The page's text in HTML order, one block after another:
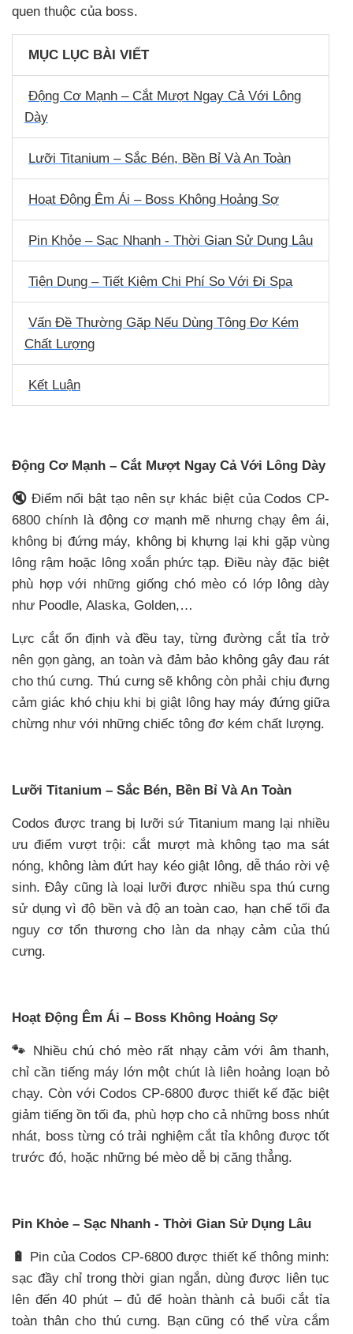
quen thuộc của boss.
MỤC LỤC BÀI VIẾT
Động Cơ Mạnh – Cắt Mượt Ngay Cả Với Lông
Dày
Lưỡi Titanium – Sắc Bén, Bền Bỉ Và An Toàn
Hoạt Động Êm Ái – Boss Không Hoảng Sợ
Pin Khỏe – Sạc Nhanh - Thời Gian Sử Dụng Lâu
Tiện Dụng – Tiết Kiệm Chi Phí So Với Đi Spa
Vấn Đề Thường Gặp Nếu Dùng Tông Đơ Kém
Chất Lượng
Kết Luận
Động Cơ Mạnh – Cắt Mượt Ngay Cả Với Lông Dày
🔇 Điểm nổi bật tạo nên sự khác biệt của Codos CP-
6800 chính là động cơ mạnh mẽ nhưng chạy êm ái,
không bị đứng máy, không bị khựng lại khi gặp vùng
lông rậm hoặc lông xoắn phức tạp. Điều này đặc biệt
phù hợp với những giống chó mèo có lớp lông dày
như Poodle, Alaska, Golden,…
Lực cắt ổn định và đều tay, từng đường cắt tỉa trở
nên gọn gàng, an toàn và đảm bảo không gây đau rát
cho thú cưng. Thú cưng sẽ không còn phải chịu đựng
cảm giác khó chịu khi bịgiật lông hay máy đứng giữa
chừng như với những chiếc tông đơ kém chất lượng.
Lưỡi Titanium – Sắc Bén, Bền Bỉ Và An Toàn
Codos được trang bị lưỡi sứ Titanium mang lại nhiều
ưu điểm vượt trội: cắt mượt mà không tạo ma sát
nóng, không làm đứt hay kéo giật lông, dễ tháo rời vệ
sinh. Đây cũng là loại lưỡi được nhiều spa thú cưng
sử dụng vì độ bền và độ an toàn cao, hạn chế tối đa
nguy cơ tổn thương cho làn da nhạy cảm của thú
cưng.
Hoạt Động Êm Ái – Boss Không Hoảng Sợ
🐾 Nhiều chú chó mèo rất nhạy cảm với âm thanh,
chỉ cần tiếng máy lớn một chút là liên hoảng loạn bỏ
chạy. Còn với Codos CP-6800 được thiết kế đặc biệt
giảm tiếng ồn tối đa, phù hợp cho cả những boss nhút
nhát, boss từng có trải nghiệm cắt tỉa không được tốt
trước đó, hoặc những bé mèo dễ bị căng thẳng.
Pin Khỏe – Sạc Nhanh - Thời Gian Sử Dụng Lâu
🔋 Pin của Codos CP-6800 được thiết kế thông minh:
sạc đầy chỉ trong thời gian ngắn, dùng được liên tục
lên đến 40 phút – đủ để hoàn thành cả buổi cắt tỉa
toàn thân cho thú cưng. Bạn cũng có thể vừa cắm